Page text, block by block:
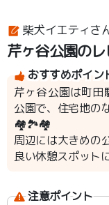
柴犬イエティさ
芹ヶ谷公園の
おすすめポイン
芹ヶ谷公園は町田
公園で、住宅地の
🏘️🏞️🏘️
周辺には大きめの
良い休憩スポット
注意ポイント